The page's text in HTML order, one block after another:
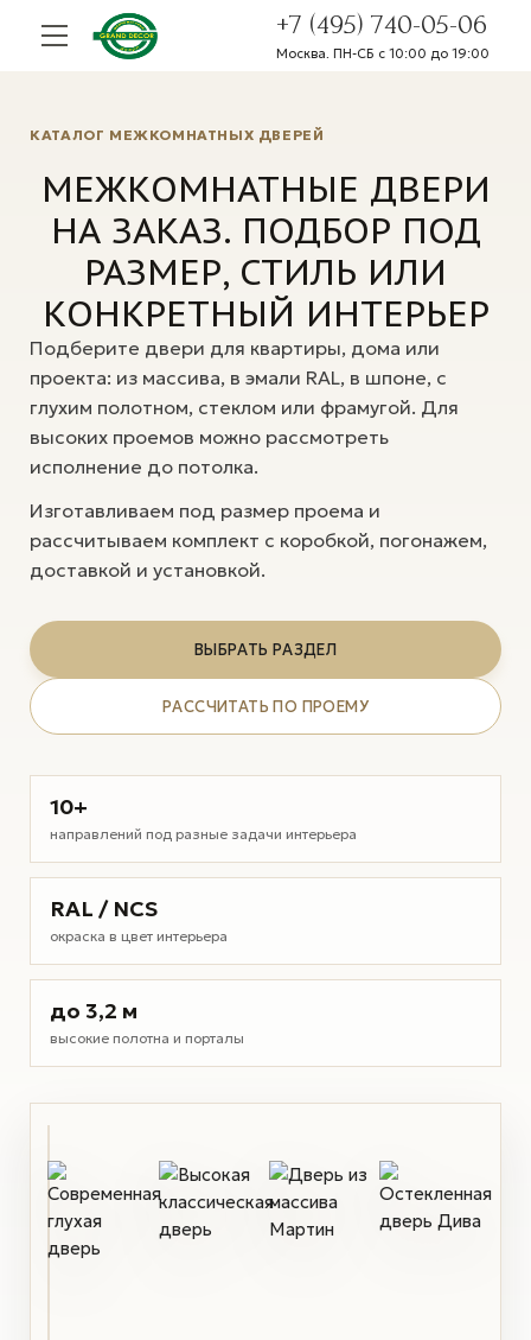
+7 (495) 740-05-06
Москва. ПН-СБ с 10:00 до 19:00
КАТАЛОГ МЕЖКОМНАТНЫХ ДВЕРЕЙ
МЕЖКОМНАТНЫЕ ДВЕРИ
НА ЗАКАЗ. ПОДБОР ПОД
РАЗМЕР, СТИЛЬ ИЛИ
КОНКРЕТНЫЙ ИНТЕРЬЕР
Подберите двери для квартиры, дома или
проекта: из массива, в эмали RAL, в шпоне, с
глухим полотном, стеклом или фрамугой. Для
высоких проемов можно рассмотреть
исполнение до потолка.
Изготавливаем под размер проема и
рассчитываем комплект с коробкой, погонажем,
доставкой и установкой.
ВЫБРАТЬ РАЗДЕЛ
РАССЧИТАТЬ ПО ПРОЕМУ
10+
направлений под разные задачи интерьера
RAL / NCS
окраска в цвет интерьера
до 3,2 м
высокие полотна и порталы